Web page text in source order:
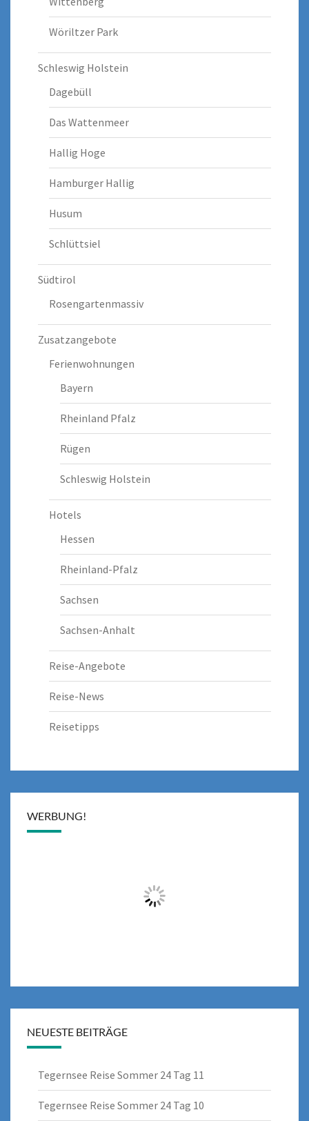
Wöriltzer Park
Schleswig Holstein
Dagebüll
Das Wattenmeer
Hallig Hoge
Hamburger Hallig
Husum
Schlüttsiel
Südtirol
Rosengartenmassiv
Zusatzangebote
Ferienwohnungen
Bayern
Rheinland Pfalz
Rügen
Schleswig Holstein
Hotels
Hessen
Rheinland-Pfalz
Sachsen
Sachsen-Anhalt
Reise-Angebote
Reise-News
Reisetipps
WERBUNG!
NEUESTE BEITRÄGE
Tegernsee Reise Sommer 24 Tag 11
Tegernsee Reise Sommer 24 Tag 10